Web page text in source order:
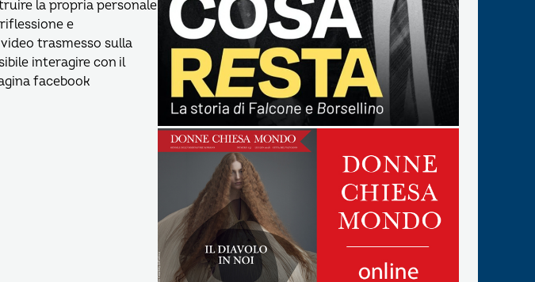
la propria personale
e
trasmesso sulla
interagire con il
facebook